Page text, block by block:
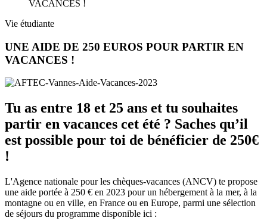
VACANCES !
Vie étudiante
UNE AIDE DE 250 EUROS POUR PARTIR EN
VACANCES !
Tu as entre 18 et 25 ans et tu souhaites
partir en vacances cet été ? Saches qu’il
est possible pour toi de bénéficier de 250€
!
L'Agence nationale pour les chèques-vacances (ANCV) te propose
une aide portée à 250 € en 2023 pour un hébergement à la mer, à la
montagne ou en ville, en France ou en Europe, parmi une sélection
de séjours du programme disponible ici :